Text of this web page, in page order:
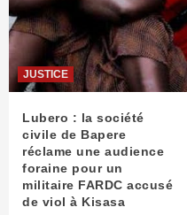
JUSTICE
Lubero : la société
civile de Bapere
réclame une audience
foraine pour un
militaire FARDC accusé
de viol à Kisasa